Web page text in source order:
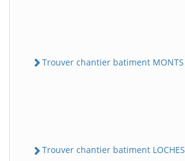
Trouver chantier batiment MONTS
Trouver chantier batiment LOCHES